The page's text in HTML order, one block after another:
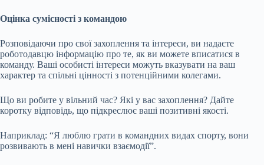
Оцінка сумісності з командою
Розповідаючи про свої захоплення та інтереси, ви надаєте
роботодавцю інформацію про те, як ви можете вписатися в
команду. Ваші особисті інтереси можуть вказувати на ваш
характер та спільні цінності з потенційними колегами.
Що ви робите у вільний час? Які у вас захоплення? Дайте
коротку відповідь, що підкреслює ваші позитивні якості.
Наприклад: “Я люблю грати в командних видах спорту, вони
розвивають в мені навички взаємодії”.